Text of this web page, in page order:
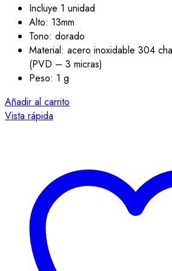
Incluye 1 unidad
Alto: 13mm
Tono: dorado
Material: acero inoxidable 304
(PVD – 3 micras)
Peso: 1 g
Añadir al carrito
Vista rápida